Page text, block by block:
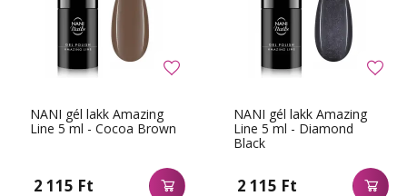
NANI gél lakk Amazing
Line 5 ml - Cocoa Brown
2 115 Ft
NANI gél lakk Amazing
Line 5 ml - Diamond
Black
2 115 Ft